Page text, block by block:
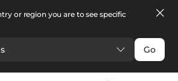
or region you are to see specific
Go